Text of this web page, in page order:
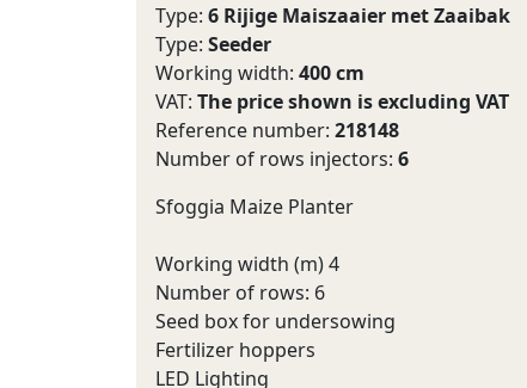
Type: 6 Rijige Maiszaaier met Zaaibak
Type: Seeder
Working width: 400 cm
VAT: The price shown is excluding VAT
Reference number: 218148
Number of rows injectors: 6
Sfoggia Maize Planter
Working width (m) 4
Number of rows: 6
Seed box for undersowing
Fertilizer hoppers
LED Lighting